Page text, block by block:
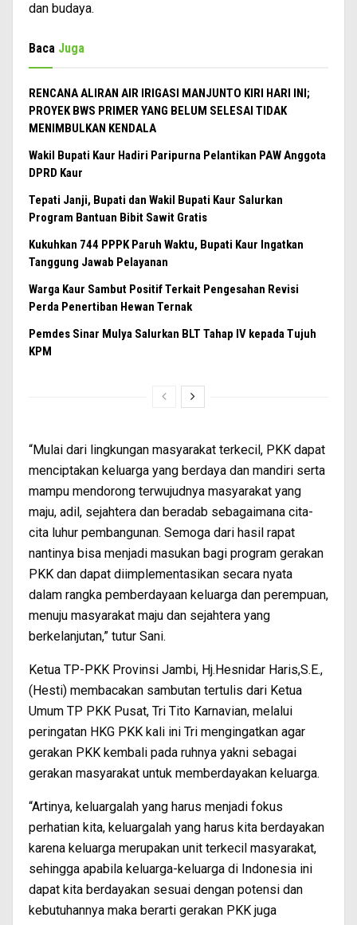
dan budaya.
Baca Juga
RENCANA ALIRAN AIR IRIGASI MANJUNTO KIRI HARI INI;
PROYEK BWS PRIMER YANG BELUM SELESAI TIDAK
MENIMBULKAN KENDALA
Wakil Bupati Kaur Hadiri Paripurna Pelantikan PAW Anggota
DPRD Kaur
Tepati Janji, Bupati dan Wakil Bupati Kaur Salurkan
Program Bantuan Bibit Sawit Gratis
Kukuhkan 744 PPPK Paruh Waktu, Bupati Kaur Ingatkan
Tanggung Jawab Pelayanan
Warga Kaur Sambut Positif Terkait Pengesahan Revisi
Perda Penertiban Hewan Ternak
Pemdes Sinar Mulya Salurkan BLT Tahap IV kepada Tujuh
KPM
“Mulai dari lingkungan masyarakat terkecil, PKK dapat
menciptakan keluarga yang berdaya dan mandiri serta
mampu mendorong terwujudnya masyarakat yang
maju, adil, sejahtera dan beradab sebagaimana cita-
cita luhur pembangunan. Semoga dari hasil rapat
nantinya bisa menjadi masukan bagi program gerakan
PKK dan dapat diimplementasikan secara nyata
dalam rangka pemberdayaan keluarga dan perempuan,
menuju masyarakat maju dan sejahtera yang
berkelanjutan,” tutur Sani.
Ketua TP-PKK Provinsi Jambi, Hj.Hesnidar Haris,S.E.,
(Hesti) membacakan sambutan tertulis dari Ketua
Umum TP PKK Pusat, Tri Tito Karnavian, melalui
peringatan HKG PKK kali ini Tri mengingatkan agar
gerakan PKK kembali pada ruhnya yakni sebagai
gerakan masyarakat untuk memberdayakan keluarga.
“Artinya, keluargalah yang harus menjadi fokus
perhatian kita, keluargalah yang harus kita berdayakan
karena keluarga merupakan unit terkecil masyarakat,
sehingga apabila keluarga-keluarga di Indonesia ini
dapat kita berdayakan sesuai dengan potensi dan
kebutuhannya maka berarti gerakan PKK juga